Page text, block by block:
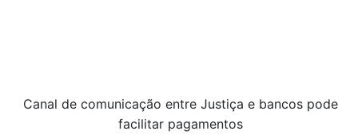
Canal de comunicação entre Justiça e bancos pode
facilitar pagamentos